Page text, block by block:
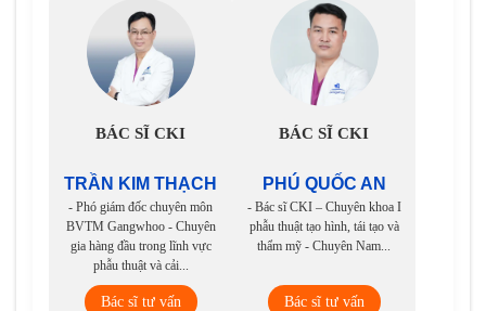
BÁC SĨ CKI
TRẦN KIM THẠCH
- Phó giám đốc chuyên môn
BVTM Gangwhoo - Chuyên
gia hàng đầu trong lĩnh vực
phẫu thuật và cải...
Bác sĩ tư vấn
BÁC SĨ CKI
PHÚ QUỐC AN
- Bác sĩ CKI – Chuyên khoa I
phẫu thuật tạo hình, tái tạo và
thẩm mỹ - Chuyên Nam...
Bác sĩ tư vấn